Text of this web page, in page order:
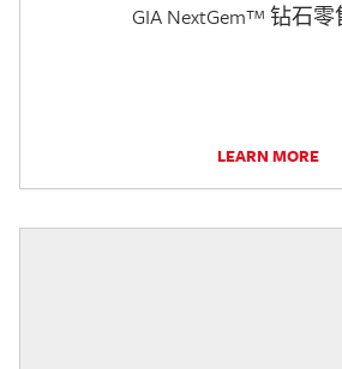
GIA NextGem™ 钻石
LEARN MORE